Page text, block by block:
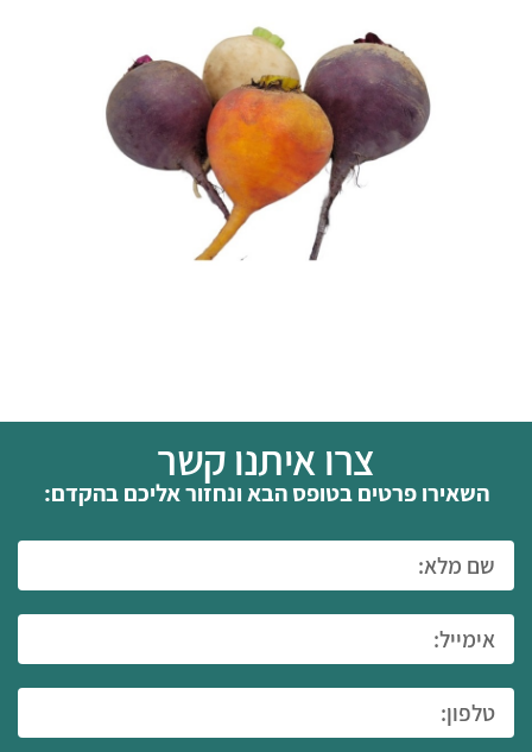
צרו איתנו קשר
השאירו פרטים בטופס הבא ונחזור אליכם בהקדם: